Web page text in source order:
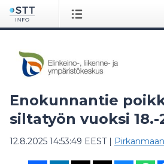
Enokunnantie
siltatyön vuoksi 18.-
12.8.2025 14:53:49 EEST|